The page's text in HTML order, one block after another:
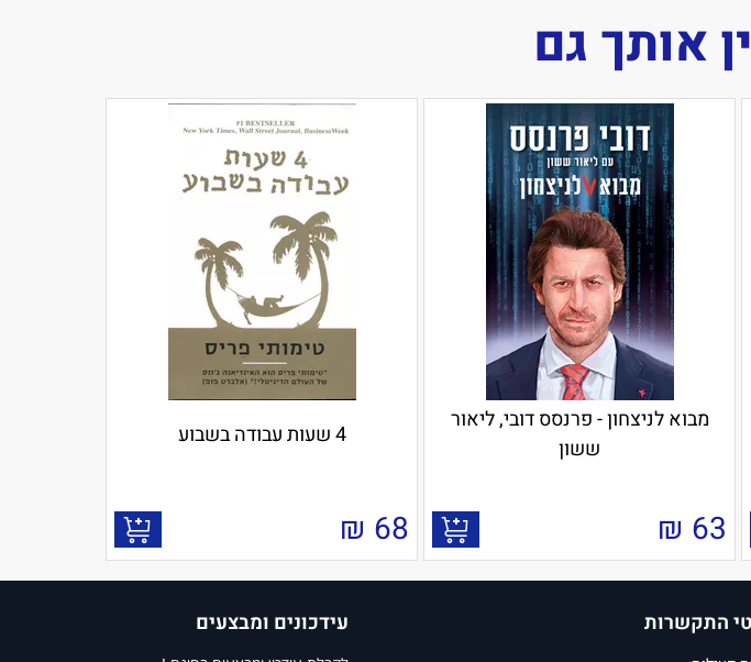
אותך גם
מבוא לניצחון - פרנסס דובי, ליאור
ששון
63
₪
4 שעות עבודה בשבוע
68
₪
התקשרות עידכונים ומבצעים